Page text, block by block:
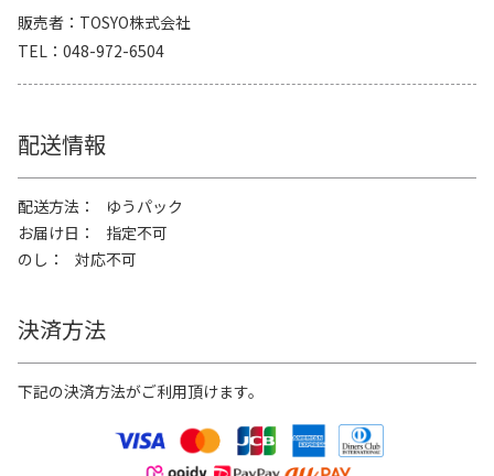
販売者
TOSYO株式会社
TEL
048-972-6504
配送情報
配送方法
ゆうパック
お届け日
指定不可
のし
対応不可
決済方法
下記の決済方法がご利用頂けます。